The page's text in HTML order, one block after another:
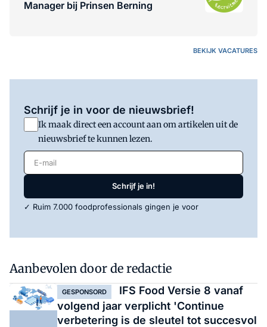
Manager bij Prinsen Berning
BEKIJK VACATURES
Schrijf je in voor de nieuwsbrief!
Ik maak direct een account aan om artikelen uit de
nieuwsbrief te kunnen lezen.
E-mail
Schrijf je in!
✓ Ruim 7.000 foodprofessionals gingen je voor
Aanbevolen door de redactie
GESPONSORD
IFS Food Versie 8 vanaf
volgend jaar verplicht 'Continue
verbetering is de sleutel tot succesvol